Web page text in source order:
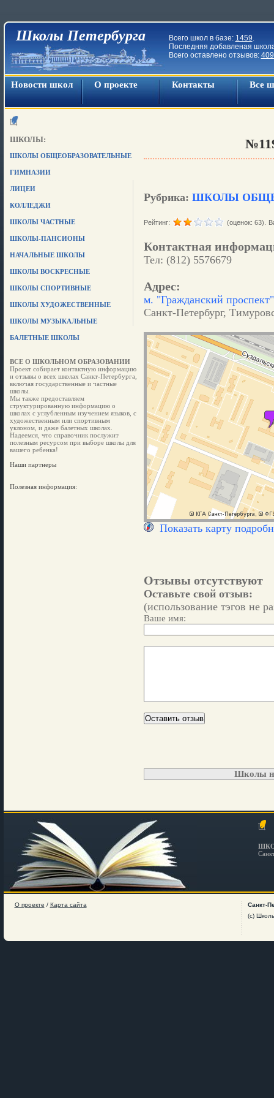
Школы Петербурга Всего школ в базе: 1459.
Последняя добавленая
Всего оставлено отзывов:
Новости школ О проекте Контакты Все
ШКОЛЫ:
ШКОЛЫ ОБЩЕОБРАЗОВАТЕЛЬНЫЕ
ГИМНАЗИИ
ЛИЦЕИ
КОЛЛЕДЖИ
ШКОЛЫ ЧАСТНЫЕ
ШКОЛЫ-ПАНСИОНЫ
НАЧАЛЬНЫЕ ШКОЛЫ
ШКОЛЫ ВОСКРЕСНЫЕ
ШКОЛЫ СПОРТИВНЫЕ
ШКОЛЫ ХУДОЖЕСТВЕННЫЕ
ШКОЛЫ МУЗЫКАЛЬНЫЕ
БАЛЕТНЫЕ ШКОЛЫ
ВСЕ О ШКОЛЬНОМ ОБРАЗОВАНИИ
Проект собирает контактную информацию
и отзывы о всех школах Санкт-Петербурга,
включая государственные и частные
школы.
Мы также предоставляем
структурированную информацию о
школах с углубленным изучением языков, с
художественным или спортивным
уклоном, и даже балетных школах.
Надеемся, что справочник послужит
полезным ресурсом при выборе школы для
вашего ребенка!
Наши партнеры
Полезная информация:
Рубрика: ШКОЛЫ
Рейтинг: (оценок: 63).
Контактная
Тел: (812) 5576679
Адрес:
м. "Гражданский проспект"
Санкт-Петербург,
Показать карту
Отзывы отсутствуют
Оставьте свой отзыв:
(использование тэгов не
Ваше имя:
Школы
О проекте / Карта сайта
Санкт-
(c)